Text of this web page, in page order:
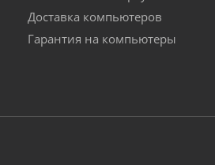
Доставка компьютеров
Гарантия на компьютеры